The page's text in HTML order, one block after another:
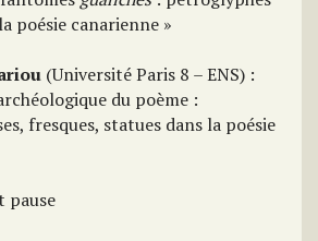
poésie canarienne »
(Université Paris 8 – ENS) :
du poème :
fresques, statues dans la poésie
pause